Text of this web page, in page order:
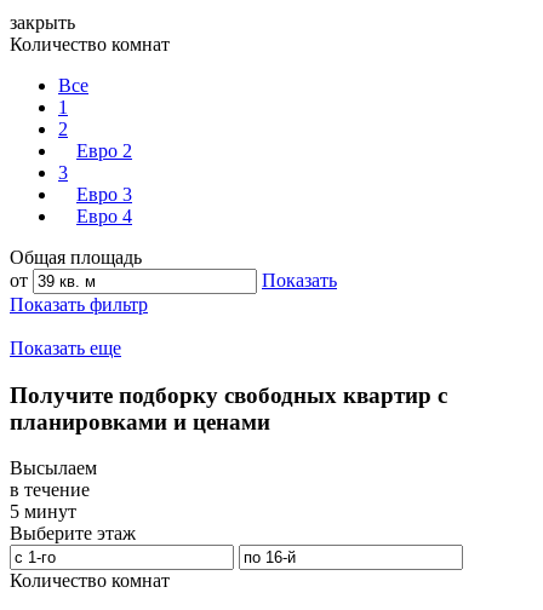
закрыть
Количество комнат
Все
1
2
Евро 2
3
Евро 3
Евро 4
Общая площадь
от
Показать
Показать фильтр
Показать еще
Получите подборку свободных квартир с
планировками и ценами
Высылаем
в течение
5 минут
Выберите этаж
Количество комнат